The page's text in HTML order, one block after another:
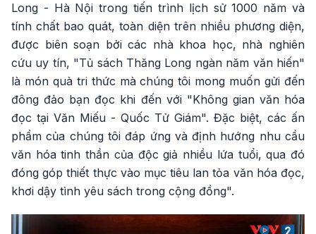
Long - Hà Nội trong tiến trình lịch sử 1000 năm và
tính chất bao quát, toàn diện trên nhiều phương diện,
được biên soạn bởi các nhà khoa học, nhà nghiên
cứu uy tín, "Tủ sách Thăng Long ngàn năm văn hiến"
là món quà tri thức mà chúng tôi mong muốn gửi đến
đông đảo bạn đọc khi đến với "Không gian văn hóa
đọc tại Văn Miếu - Quốc Tử Giám". Đặc biệt, các ấn
phẩm của chúng tôi đáp ứng và định hướng nhu cầu
văn hóa tinh thần của độc giả nhiều lứa tuổi, qua đó
đóng góp thiết thực vào mục tiêu lan tỏa văn hóa đọc,
khơi dậy tình yêu sách trong cộng đồng".